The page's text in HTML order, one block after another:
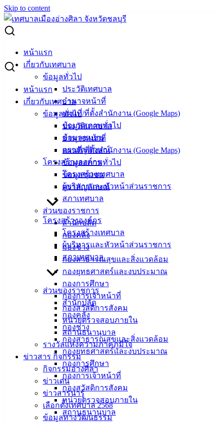
Skip to content
หน้าแรก
เกี่ยวกับเทศบาล
ข้อมูลทั่วไป
ประวัติเทศบาล
อำนาจหน้าที่
แผนที่/ที่ตั้งสำนักงาน (Google Maps)
ข้อมูลสภาพทั่วไป
ข้อมูลชุมชน
ตราสัญลักษณ์
โครงสร้างองค์กร
โครงสร้างเทศบาล
ผู้บริหารและหัวหน้าส่วนราชการ
สภาเทศบาล
ส่วนของราชการ
สำนักปลัด
กองคลัง
กองช่าง
กองสาธารณสุขและสิ่งแวดล้อม
กองยุทธศาสตร์และงบประมาณ
กองการศึกษา
กองการเจ้าหน้าที่
กองสวัสดิการสังคม
หน่วยตรวจสอบภายใน
สถานธนานุบาล
รางวัลแห่งความภาคภูมิใจ
ข่าวสาร กิจกรรม
กิจกรรมอ่างศิลา
ข่าวเด่น
ข่าวสารน่ารู้
เลือกตั้งเทศบาล 2568
ข้อมูลทางวัฒนธรรม
หน้าแรก
เกี่ยวกับเทศบาล
ข้อมูลทั่วไป
ประวัติเทศบาล
อำนาจหน้าที่
แผนที่/ที่ตั้งสำนักงาน (Google Maps)
ข้อมูลสภาพทั่วไป
ข้อมูลชุมชน
ตราสัญลักษณ์
โครงสร้างองค์กร
โครงสร้างเทศบาล
ผู้บริหารและหัวหน้าส่วนราชการ
สภาเทศบาล
ส่วนของราชการ
สำนักปลัด
กองคลัง
กองช่าง
กองสาธารณสุขและสิ่งแวดล้อม
กองยุทธศาสตร์และงบประมาณ
กองการศึกษา
กองการเจ้าหน้าที่
กองสวัสดิการสังคม
หน่วยตรวจสอบภายใน
สถานธนานุบาล
Search for:
ประชุมคณะกรรมการจัดงานวิ่ง “บางแสน 42 ชลบุรีมาราธอน”
ประชุมคณะกรรมการจัดงานวิ่ง “บางแสน
42 ชลบุรีมาราธอน”
มกราคม 7, 2022 มกราคม 19, 2022
วันศุกร์ที่ 7 มกราคม 2565 เวลา 14.00น. นายวินัย พ้นภัยพาล
นากยกเทศมนตรีเมืองอ่างศิลา มอบหมายให้ นายสุทธิ
กลมกล่อม รองนายกเทศมนตรีเมืองอ่างศิลา และนายกฤษฎา
ผลากอง หัวหน้าสำนักปลัดเทศบาล เข้าร่วมประชุมคณะ
กรรมการจัดงานวิ่ง “บางแสน 42 ชลบุรีมาราธอน” โดยมี
นางสาวฐิติลักษณ์ คำพา รองผู้ว่าราชการจังหวัดชลบุรี เป็น
ประธานในการประชุม ซึ่งมี นายพันธ์ศักดิ์ เกตุวัตถา รองนายก
องค์การบริหารส่วนจังหวัดชลบุรี พร้อมด้วยหัวหน้าส่วน
ราชการจังหวัดชลบุรี ผู้นำท้องถิ่น ผู้แทนภาคเอกชน และผู้ที่
เกี่ยวข้อง เข้าร่วมประชุมพร้อมเพรียงกัน เพื่อพิจารณาแผนงาน
และมอบหมายภารกิจแก่หน่วยงานที่เกี่ยวข้องในการจัดงาน
วิ่ง“บางแสน42 ชลบุรี มาราธอน” (BANGSAEN42) ครั้งที่ 5 ณ
ห้องประชุมราชพฤกษ์ องค์การบริหารส่วนจังหวัดชลบุรี